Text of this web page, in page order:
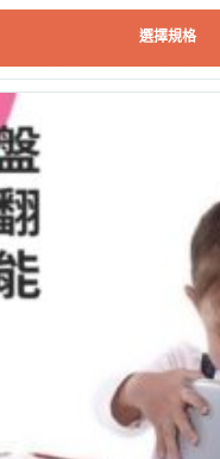
選擇規格